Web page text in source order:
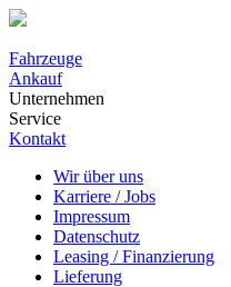
Fahrzeuge
Ankauf
Unternehmen
Service
Kontakt
Wir über uns
Karriere / Jobs
Impressum
Datenschutz
Leasing / Finanzierung
Lieferung